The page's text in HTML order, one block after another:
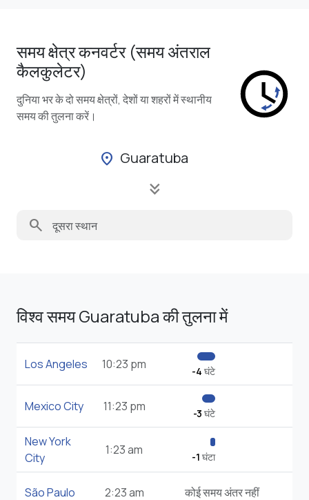
समय क्षेत्र कनवर्टर (समय अंतराल
कैलकुलेटर)
दुनिया भर के दो समय क्षेत्रों, देशों या शहरों में स्थानीय
समय की तुलना करें।
location_on Guaratuba
keyboard_double_arrow_down
search
विश्व समय Guaratuba की तुलना में
Los Angeles 10:23 pm -4 घंटे
Mexico City 11:23 pm -3 घंटे
New York
City
1:23 am -1 घंटा
São Paulo 2:23 am कोई समय अंतर नहीं